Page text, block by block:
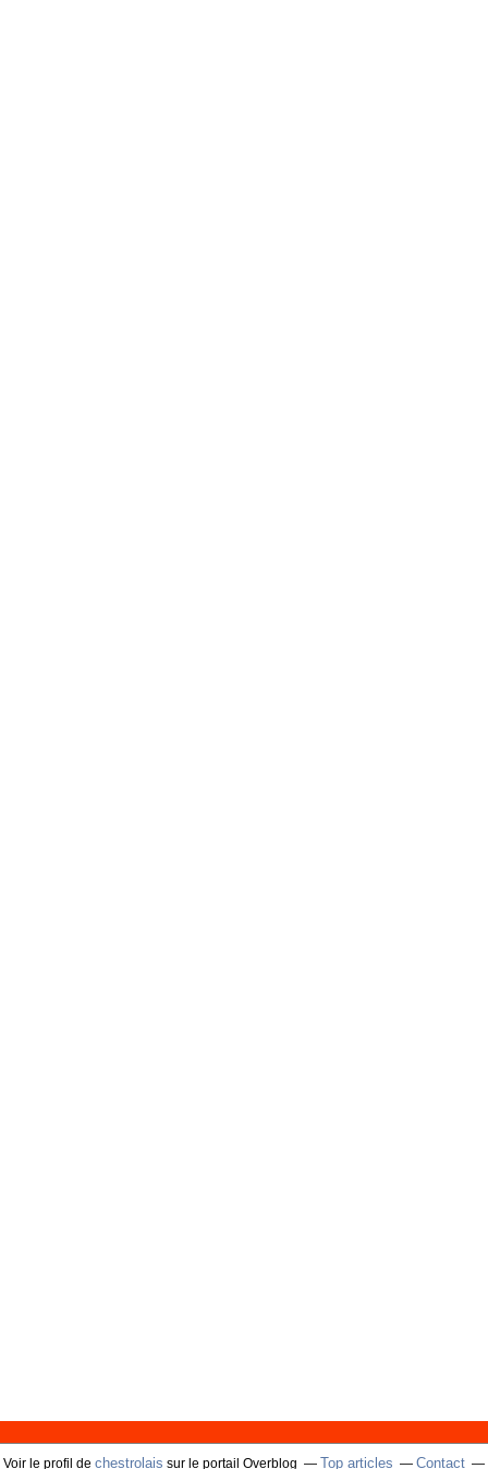
Voir le profil de chestrolais sur le portail Overblog Top articles Contact